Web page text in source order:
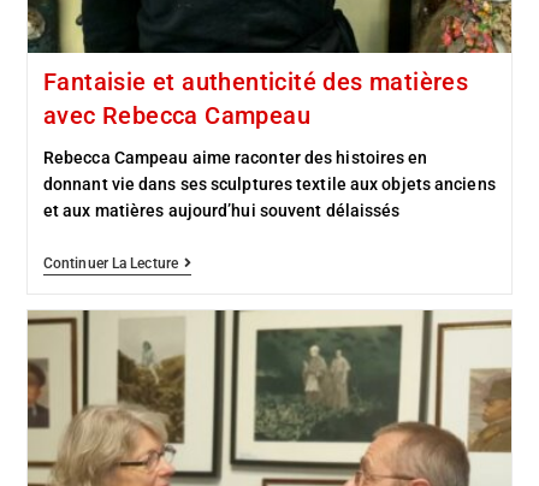
Fantaisie et authenticité des matières
avec Rebecca Campeau
Rebecca Campeau aime raconter des histoires en
donnant vie dans ses sculptures textile aux objets anciens
et aux matières aujourd’hui souvent délaissés
Continuer La Lecture